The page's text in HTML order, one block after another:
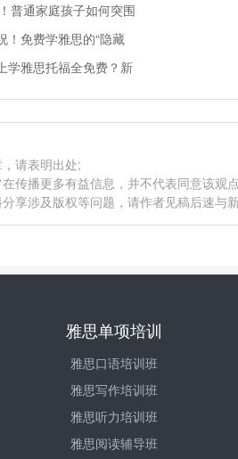
普通家庭孩子如何突围
！免费学雅思的“隐藏
学雅思托福全免费？新
请表明出处;
传播更多有益信息，并不代表同意该观
享涉及版权等问题，请作者见稿后速
雅思单项培训
雅思口语培训班
雅思写作培训班
雅思听力培训班
雅思阅读辅导班